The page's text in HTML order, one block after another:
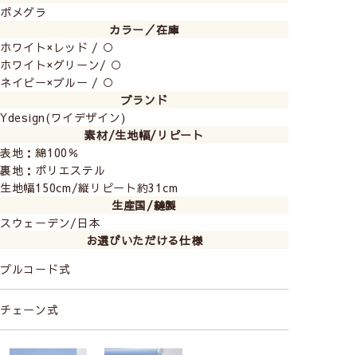
ポメグラ
カラー／在庫
ホワイト×レッド / ○
ホワイト×グリーン/ ○
ネイビー×ブルー / ○
ブランド
Ydesign(ワイデザイン)
素材/生地幅/リピート
表地：綿100％
裏地：ポリエステル
生地幅150cm/縦リピート約31cm
生産国/縫製
スウェーデン/日本
お選びいただける仕様
プルコード式
チェーン式